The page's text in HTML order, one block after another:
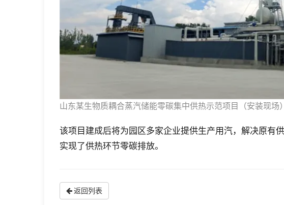
山东某生物质耦合蒸汽储能零碳集中供热示范项目（安装现场）
该项目建成后将为园区多家企业提供生产用汽，解决原有
实现了供热环节零碳排放。
返回列表